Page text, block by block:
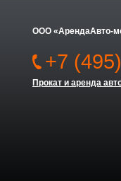
ООО «АрендаАвто-
+7 (495)
Прокат и аренда